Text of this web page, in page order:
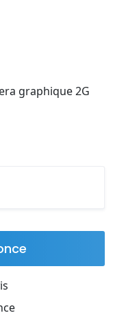
graphique 2G